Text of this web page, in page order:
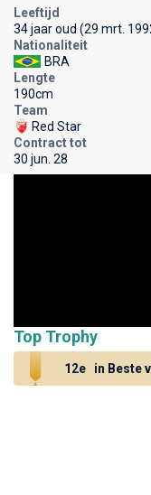
Leeftijd
34 jaar oud (29 mrt.
Nationaliteit
BRA
Lengte
190cm
Team
Red Star
Contract tot
30 jun. 28
Top Trophy
12e in Beste